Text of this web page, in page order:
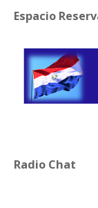
Espacio
Radio Chat